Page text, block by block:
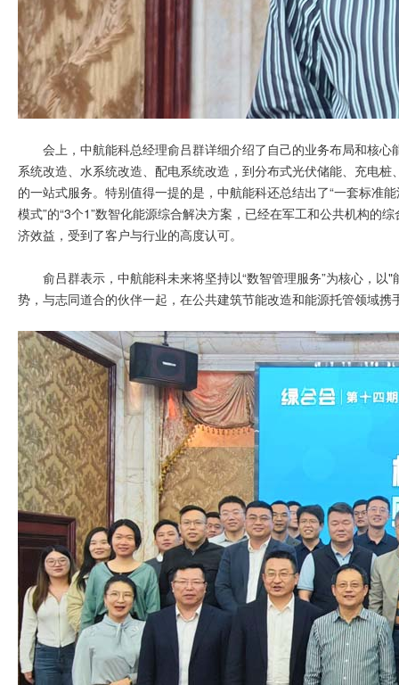
会上，中航能科总经理俞吕群详细介绍了自己的业务布局和核
系统改造、水系统改造、配电系统改造，到分布式光伏储能、充电
的一站式服务。特别值得一提的是，中航能科还总结出了“一套标准
模式”的“3个1”数智化能源综合解决方案，已经在军工和公共机构的
济效益，受到了客户与行业的高度认可。
俞吕群表示，中航能科未来将坚持以“数智管理服务”为核心，
势，与志同道合的伙伴一起，在公共建筑节能改造和能源托管领域